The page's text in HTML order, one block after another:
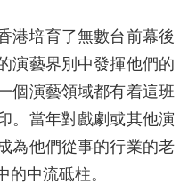
港培育了無數台前幕後
演藝界別中發揮他們的
個演藝領域都有着這班
。當年對戲劇或其他演
為他們從事的行業的老
中流砥柱。